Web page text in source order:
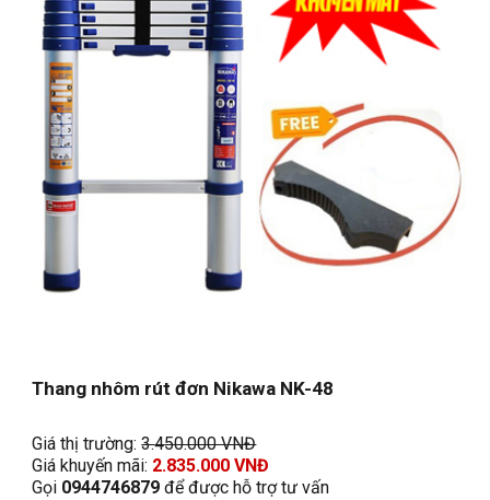
Thang nhôm rút đơn Nikawa NK-48
Giá thị trường: 3.450.000 VNĐ
Giá khuyến mãi: 2.835.000 VNĐ
Gọi 0944746879 để được hỗ trợ tư vấn